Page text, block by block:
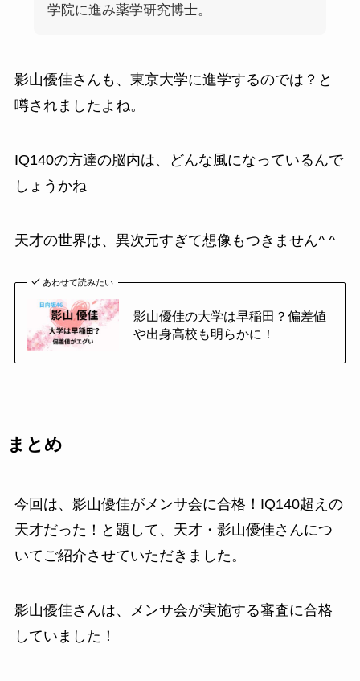
学院に進み薬学研究博士。
影山優佳さんも、東京大学に進学するのでは？と
噂されましたよね。
IQ140の方達の脳内は、どんな風になっているんで
しょうかね
天才の世界は、異次元すぎて想像もつきません^ ^
あわせて読みたい
影山優佳の大学は早稲田？偏差値
や出身高校も明らかに！
まとめ
今回は、影山優佳がメンサ会に合格！IQ140超えの
天才だった！と題して、天才・影山優佳さんにつ
いてご紹介させていただきました。
影山優佳さんは、メンサ会が実施する審査に合格
していました！